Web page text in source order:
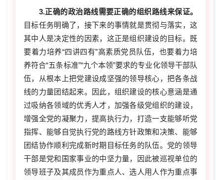
3.正确的政治路线需要正确的组织路线来保证。
目标任务明确了，接下来的事情就是贯彻与落实，这
其中人是决定性的因素，这正是组织建设的目标。既
要着力培养“四讲四有”高素质党员队伍，也要着力培
养符合“五条标准”“九个本领”要求的专业化领导干部队
伍，从根本上把党建设成坚强的领导核心，把各条战
线的力量团结起来。因此，组织建设的核心意涵是通
过吸纳各领域的优秀人才，加强各级党组织的建设，
增强全党的凝聚力，提高执行力，打造一支能够听党
指挥、能够自觉执行党的路线方针政策和决策、能够
团结协作顺利完成新时期目标任务的队伍。党的领导
干部是党和国家事业的中坚力量，因此被巡视单位的
领导班子及其成员作为重点人、选人用人作为重点事